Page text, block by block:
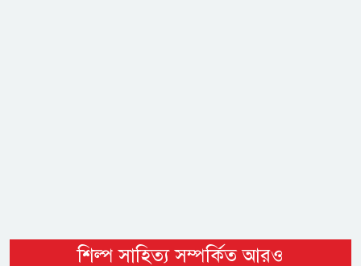
শিল্প সাহিত্য সম্পর্কিত আরও